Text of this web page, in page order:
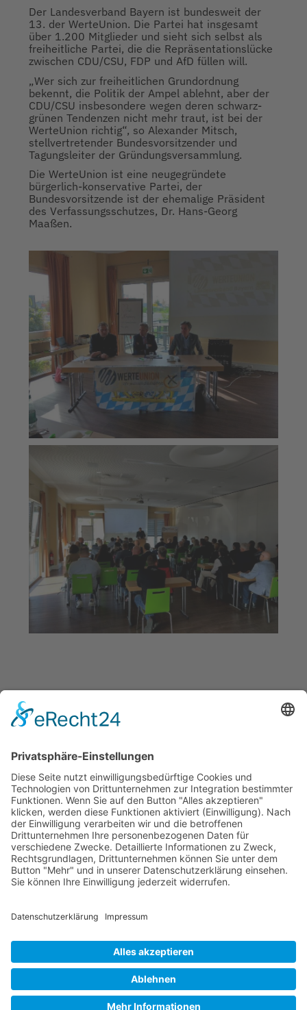
Der Landesverband Bayern ist bundesweit der
13. der WerteUnion. Die Partei hat insgesamt
über 1.200 Mitglieder und sieht sich selbst als
freiheitliche Partei, die die Repräsentationslücke
zwischen CDU/CSU, FDP und AfD füllen will.
„Wer sich zur freiheitlichen Grundordnung
bekennt, die Politik der Ampel ablehnt, aber der
CDU/CSU insbesondere wegen deren schwarz-
grünen Tendenzen nicht mehr traut, ist bei der
WerteUnion richtig“, so Alexander Mitsch,
stellvertretender Bundesvorsitzender und
Tagungsleiter der Gründungsversammlung.
Die WerteUnion ist eine neugegründete
bürgerlich-konservative Partei, der
Bundesvorsitzende ist der ehemalige Präsident
des Verfassungsschutzes, Dr. Hans-Georg
Maaßen.
Jetzt teilen
Facebook Twitter
Pinterest WhatsApp Telegram
XING Email
KONTAKT
IMPRESSUM